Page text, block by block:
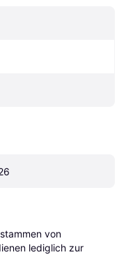
von
lediglich zur